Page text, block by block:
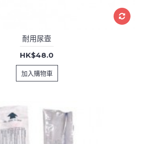
耐用尿壼
HK$48.0
加入購物車